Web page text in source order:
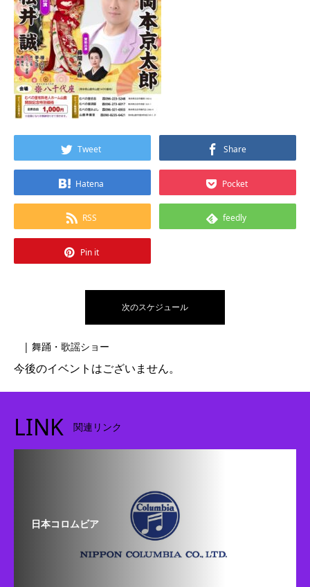
Tweet Share
Hatena Pocket
RSS feedly
Pin it
次のスケジュール
| 舞踊・歌謡ショー
今後のイベントはございません。
LINK 関連リンク
日本コロムビア